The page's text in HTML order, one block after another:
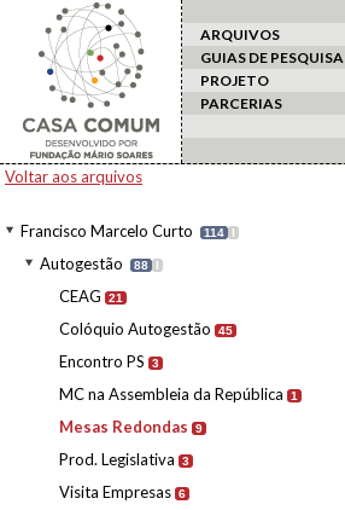
ARQUIVOS
GUIAS DE PESQUISA
PROJETO
PARCERIAS
Voltar aos arquivos
Francisco Marcelo Curto 114 I
Autogestão 88 I
CEAG 21
Colóquio Autogestão 45
Encontro PS 3
MC na Assembleia da República 1
Mesas Redondas 9
Prod. Legislativa 3
Visita Empresas 6